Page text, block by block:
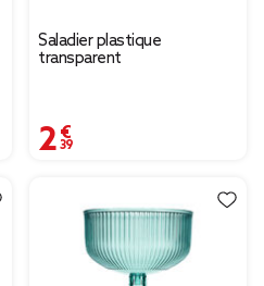
Saladier plastique
transparent
2,39 €